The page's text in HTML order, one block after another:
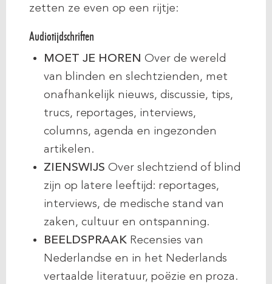
zetten ze even op een rijtje:
Audiotijdschriften
MOET JE HOREN Over de wereld
van blinden en slechtzienden, met
onafhankelijk nieuws, discussie, tips,
trucs, reportages, interviews,
columns, agenda en ingezonden
artikelen.
ZIENSWIJS Over slechtziend of blind
zijn op latere leeftijd: reportages,
interviews, de medische stand van
zaken, cultuur en ontspanning.
BEELDSPRAAK Recensies van
Nederlandse en in het Nederlands
vertaalde literatuur, poëzie en proza.